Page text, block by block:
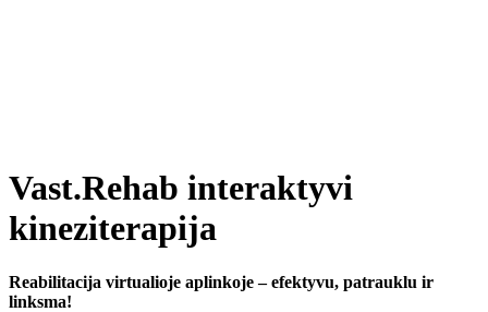
Vast.Rehab interaktyvi
kineziterapija
Reabilitacija virtualioje aplinkoje – efektyvu, patrauklu ir
linksma!